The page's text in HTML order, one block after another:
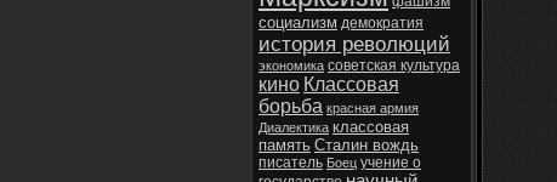
социализм демократия
история революций
экономика советская культура
кино Классовая
борьба красная армия
Диалектика классовая
память Сталин вождь
писатель Боец учение о